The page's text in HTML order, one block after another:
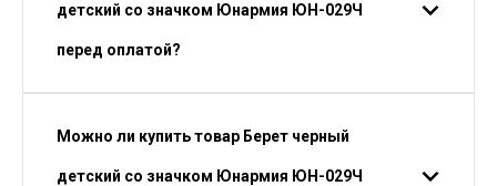
детский со значком Юнармия ЮН-029Ч
перед оплатой?
Можно ли купить товар Берет черный
детский со значком Юнармия ЮН-029Ч